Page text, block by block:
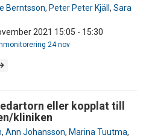
Berntsson, Peter Peter Kjäll , Sara
2021 15:05 - 15:30
24 nov
eller kopplat till
kliniken
, Ann Johansson, Marina Tuutma,